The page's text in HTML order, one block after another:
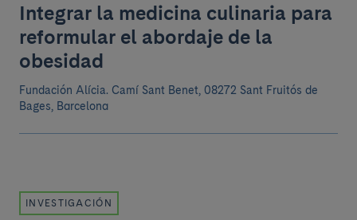
Integrar la medicina culinaria para
reformular el abordaje de la
obesidad
Fundación Alícia. Camí Sant Benet, 08272 Sant Fruitós de
Bages, Barcelona
INVESTIGACIÓN